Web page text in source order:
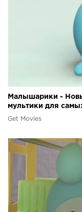
Малышарики -
мультики для
Get Movies